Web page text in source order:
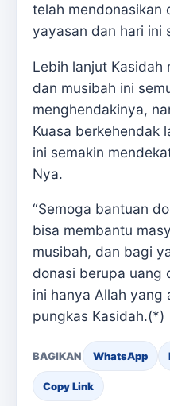
telah mendonasikan
yayasan dan hari ini
Lebih lanjut Kasidah
dan musibah ini
menghendakinya,
Kuasa berkehendak
ini semakin
Nya.
“Semoga bantuan
bisa membantu
musibah, dan bagi
donasi berupa uang
ini hanya Allah yang
pungkas Kasidah.(*)
BAGIKAN WhatsApp
Copy Link